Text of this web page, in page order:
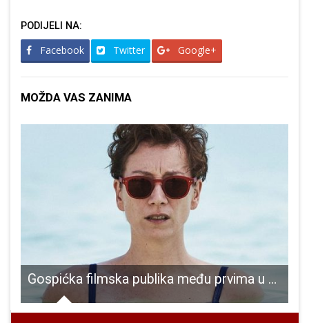
PODIJELI NA:
Facebook Twitter Google+
MOŽDA VAS ZANIMA
Gospićka filmska publika među prvima u Hrvatskoj može gledati domaći film Tereza 37